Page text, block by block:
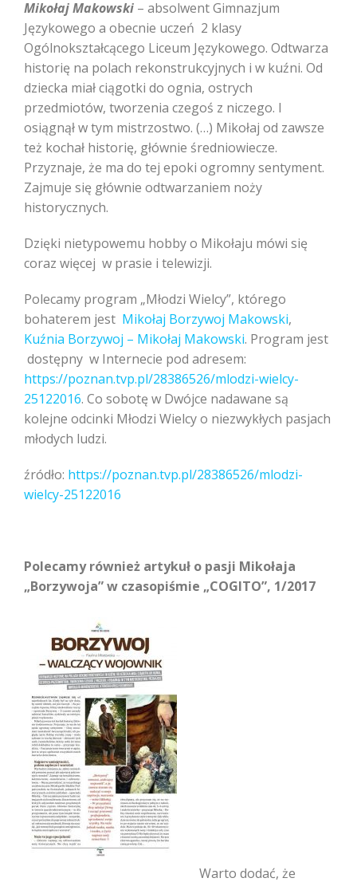
Mikołaj Makowski – absolwent Gimnazjum
Językowego a obecnie uczeń 2 klasy
Ogólnokształcącego Liceum Językowego. Odtwarza
historię na polach rekonstrukcyjnych i w kuźni. Od
dziecka miał ciągotki do ognia, ostrych
przedmiotów, tworzenia czegoś z niczego. I
osiągnął w tym mistrzostwo. (…) Mikołaj od zawsze
też kochał historię, głównie średniowiecze.
Przyznaje, że ma do tej epoki ogromny sentyment.
Zajmuje się głównie odtwarzaniem noży
historycznych.
Dzięki nietypowemu hobby o Mikołaju mówi się
coraz więcej w prasie i telewizji.
Polecamy program „Młodzi Wielcy”, którego
bohaterem jest Mikołaj Borzywoj Makowski,
Kuźnia Borzywoj – Mikołaj Makowski. Program jest
dostępny w Internecie pod adresem:
https://poznan.tvp.pl/28386526/mlodzi-wielcy-
25122016. Co sobotę w Dwójce nadawane są
kolejne odcinki Młodzi Wielcy o niezwykłych pasjach
młodych ludzi.
źródło: https://poznan.tvp.pl/28386526/mlodzi-
wielcy-25122016
Polecamy również artykuł o pasji Mikołaja
„Borzywoja” w czasopiśmie „COGITO”, 1/2017
Warto dodać, że